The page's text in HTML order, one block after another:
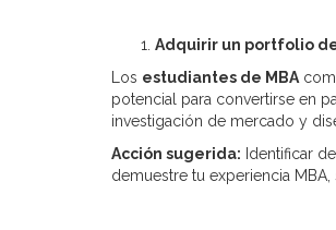
Adquirir un portfolio de
Los estudiantes de MBA
potencial para convertirse en
investigación de mercado y
Acción sugerida: Identificar
demuestre tu experiencia